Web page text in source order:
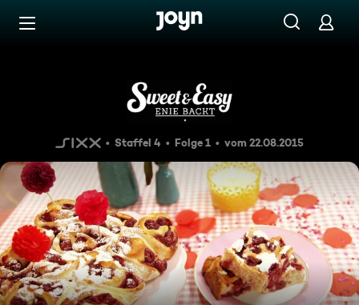
Zum Inhalt springen
Sauer macht lustig
Staffel 4 Folge 1 vom 22.08.2015